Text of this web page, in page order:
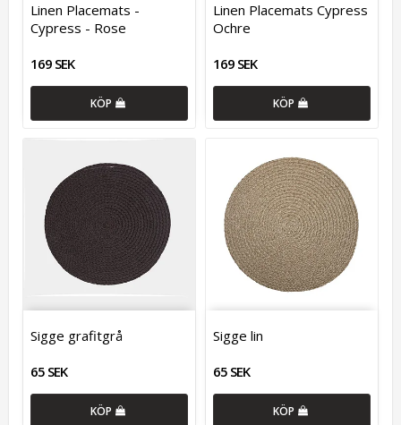
Linen Placemats -
Cypress - Rose
169 SEK
KÖP
Linen Placemats Cypress
Ochre
169 SEK
KÖP
Sigge grafitgrå
65 SEK
KÖP
Sigge lin
65 SEK
KÖP